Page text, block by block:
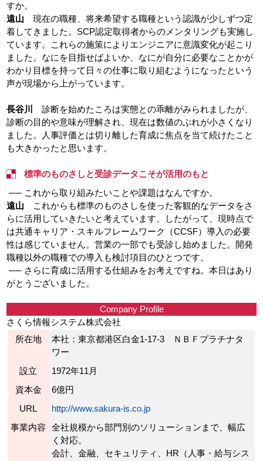
すか。
遠山 現在の職種、将来希望する職種という認識が少しずつ定
着してきました。SCP認定取得者からのメンタリングも実施し
ています。これらの施策によりエンジニアに意識変化が起こり
ました。なにを目指せばよいか、なにが自分に必要なことかが
わかり目標を持って日々の仕事に取り組むようになったという
声が現場から上がっています。
長谷川
診断を始めたころは実態との乖離がみられましたが、
診断の目的や意味が理解され、現在は数値のぶれが小さくなり
ました。人事評価とは切り離した育成に焦点を当て続けたこと
も大きかったと思います。
標準のものさしと受診データこそが活用のもと
── これから取り組みたいことや課題はなんですか。
遠山 これからも標準のものさしを使った客観的なデータをさ
らに活用していきたいと考えています。したがって、現時点で
は共通キャリア・スキルフレームワーク（CCSF）導入の必要
性は感じていません。営業の一部でも受診し始めました。開発
職種以外の職種での導入も検討項目のひとつです。
── さらに育成に活用する仕組みをお考えですね。本日はあり
がとうございました。
Company Profile
さくら情報システム株式会社
所在地
本社：東京都港区白金1-17-3 ＮＢＦプラチナタ
ワー
設立
1972年11月
資本金
6億円
URL
http://www.sakura-is.co.jp
事業内容
全社規模から部門別のソリューションまで、幅広
く対応。
会計、金融、セキュリティ、HR（人事・給与シス